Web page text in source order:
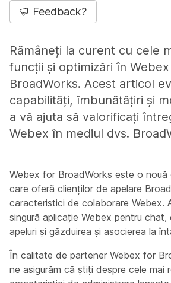
Feedback?
Rămâneți la curent cu cele
funcții și optimizări în
BroadWorks. Acest articol
capabilități, îmbunătățiri și
a vă ajuta să valorificați
Webex în mediul dvs.
Webex for BroadWorks este o
care oferă clienților de apelare
caracteristici de colaborare Webex.
singură aplicație Webex pentru
apeluri și găzduirea și asocierea la
În calitate de partener Webex for
ne asigurăm că știți despre cele mai